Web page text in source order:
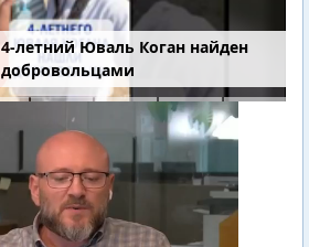
4-летний Юваль Коган найден
добровольцами